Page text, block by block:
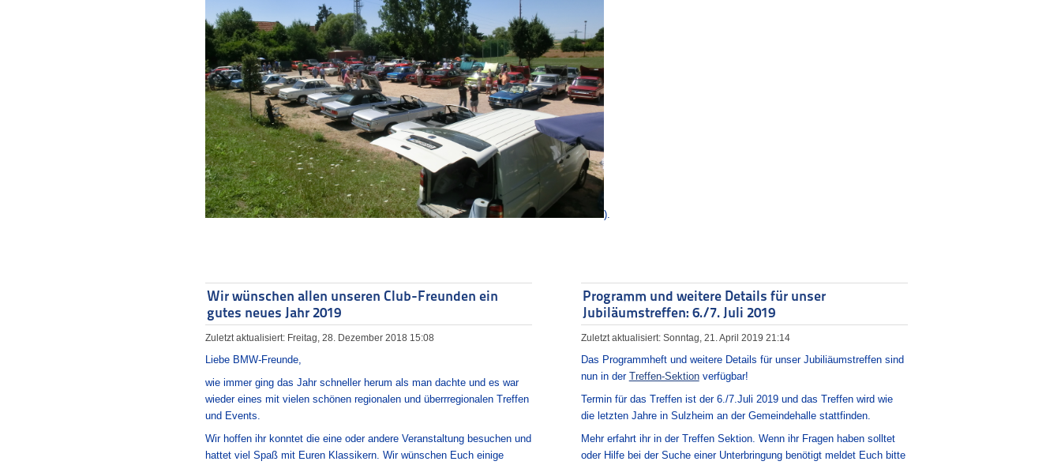
).
Wir wünschen allen unseren Club-Freunden ein
gutes neues Jahr 2019
Zuletzt aktualisiert: Freitag, 28. Dezember 2018 15:08
Liebe BMW-Freunde,
wie immer ging das Jahr schneller herum als man dachte und es war
wieder eines mit vielen schönen regionalen und überrregionalen Treffen
und Events.
Wir hoffen ihr konntet die eine oder andere Veranstaltung besuchen und
hattet viel Spaß mit Euren Klassikern. Wir wünschen Euch einige
Programm und weitere Details für unser
Jubiläumstreffen: 6./7. Juli 2019
Zuletzt aktualisiert: Sonntag, 21. April 2019 21:14
Das Programmheft und weitere Details für unser Jubiliäumstreffen sind
nun in der Treffen-Sektionverfügbar!
Termin für das Treffen ist der 6./7.Juli 2019 und das Treffen wird wie
die letzten Jahre in Sulzheim an der Gemeindehalle stattfinden.
Mehr erfahrt ihr in der Treffen Sektion. Wenn ihr Fragen haben solltet
oder Hilfe bei der Suche einer Unterbringung benötigt meldet Euch bitte